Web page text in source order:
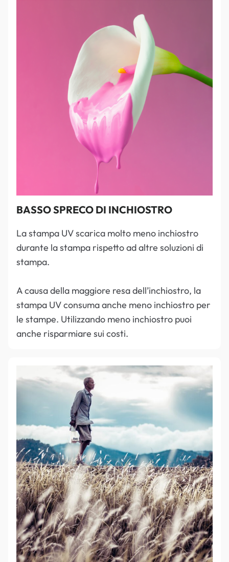
BASSO SPRECO DI INCHIOSTRO
La stampa UV scarica molto meno inchiostro
durante la stampa rispetto ad altre soluzioni di
stampa.
A causa della maggiore resa dell’inchiostro, la
stampa UV consuma anche meno inchiostro per
le stampe. Utilizzando meno inchiostro puoi
anche risparmiare sui costi.